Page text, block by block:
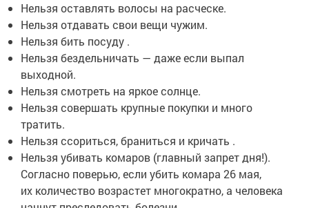
Нельзя оставлять волосы на расческе.
Нельзя отдавать свои вещи чужим.
Нельзя бить посуду .
Нельзя бездельничать — даже если выпал
выходной.
Нельзя смотреть на яркое солнце.
Нельзя совершать крупные покупки и много
тратить.
Нельзя ссориться, браниться и кричать .
Нельзя убивать комаров (главный запрет дня!).
Согласно поверью, если убить комара 26 мая,
их количество возрастет многократно, а человека